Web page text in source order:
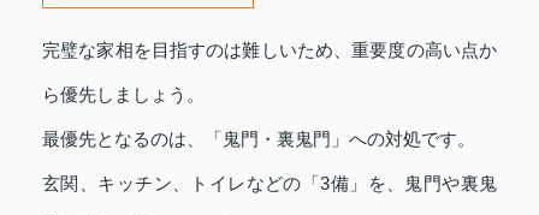
完璧な家相を目指すのは難しいため、重要度の高い点か
ら優先しましょう。
最優先となるのは、「鬼門・裏鬼門」への対処です。
玄関、キッチン、トイレなどの「3備」を、鬼門や裏鬼